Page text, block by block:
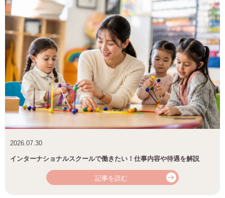
2026.07.30
インターナショナルスクールで働きたい！仕事内容や待遇を解説
記事を読む